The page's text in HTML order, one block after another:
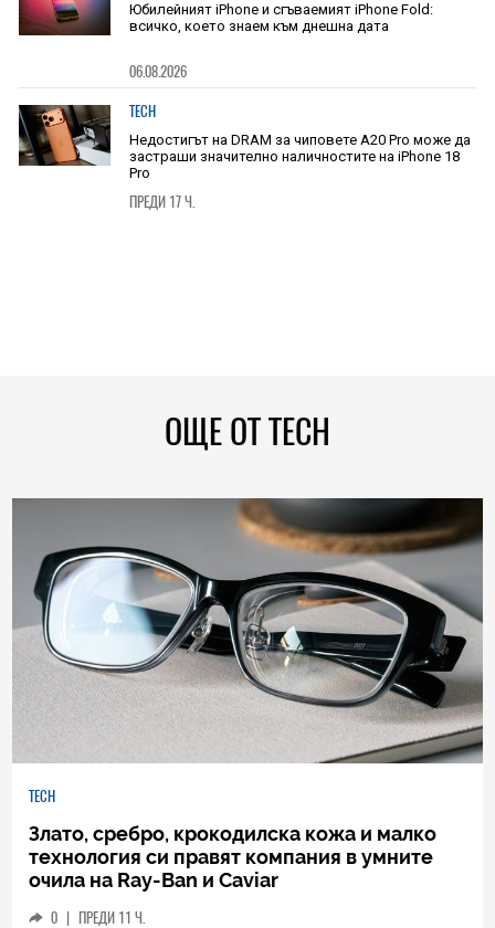
Юбилейният iPhone и сгъваемият iPhone Fold:
всичко, което знаем към днешна дата
06.08.2026
TECH
Недостигът на DRAM за чиповете A20 Pro може да
застраши значително наличностите на iPhone 18
Pro
ПРЕДИ 17 Ч.
ОЩЕ ОТ TECH
TECH
Злато, сребро, крокодилска кожа и малко
технология си правят компания в умните
очила на Ray-Ban и Caviar
0 | ПРЕДИ 11 Ч.